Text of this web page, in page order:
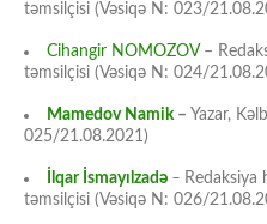
təmsilçisi (Vəsiqə N: 023/
Cihangir NOMOZOV–
təmsilçisi (Vəsiqə N: 024/
Mamedov Namik– Yazar,
025/21.08.2021)
İlqar İsmayılzadə – Redaksiya
təmsilçisi (Vəsiqə N: 026/